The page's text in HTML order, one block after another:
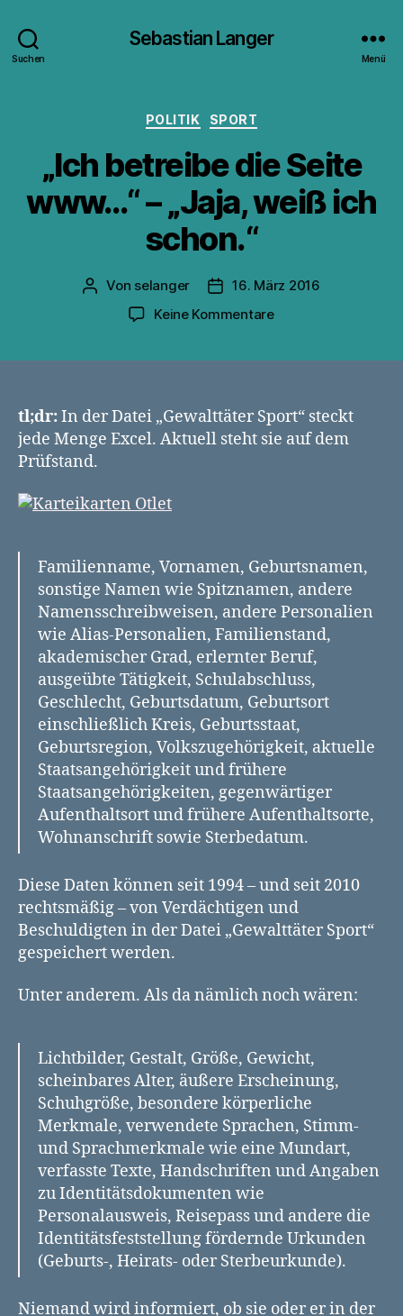
Suchen
Sebastian Langer
Menü
Kategorien
POLITIK SPORT
„Ich betreibe die Seite
www…“ – „Jaja, weiß ich
schon.“
Beitragsautor
Von selanger Veröffentlichungsdatum
16. März 2016
Keine Kommentarezu
www…“
–
tl;dr:In der Datei „Gewalttäter Sport“ steckt
jede Menge Excel. Aktuell steht sie auf dem
Prüfstand.
Familienname, Vornamen, Geburtsnamen,
sonstige Namen wie Spitznamen, andere
Namensschreibweisen, andere Personalien
wie Alias-Personalien, Familienstand,
akademischer Grad, erlernter Beruf,
ausgeübte Tätigkeit, Schulabschluss,
Geschlecht, Geburtsdatum, Geburtsort
einschließlich Kreis, Geburtsstaat,
Geburtsregion, Volkszugehörigkeit, aktuelle
Staatsangehörigkeit und frühere
Staatsangehörigkeiten, gegenwärtiger
Aufenthaltsort und frühere Aufenthaltsorte,
Wohnanschrift sowie Sterbedatum.
Diese Daten können seit 1994 – und seit 2010
rechtsmäßig – von Verdächtigen und
Beschuldigten in der Datei „Gewalttäter Sport“
gespeichert werden.
Unter anderem. Als da nämlich noch wären:
Lichtbilder, Gestalt, Größe, Gewicht,
scheinbares Alter, äußere Erscheinung,
Schuhgröße, besondere körperliche
Merkmale, verwendete Sprachen, Stimm-
und Sprachmerkmale wie eine Mundart,
verfasste Texte, Handschriften und Angaben
zu Identitätsdokumenten wie
Personalausweis, Reisepass und andere die
Identitätsfeststellung fördernde Urkunden
(Geburts-, Heirats- oder Sterbeurkunde).
Niemand wird informiert, ob sie oder er in der